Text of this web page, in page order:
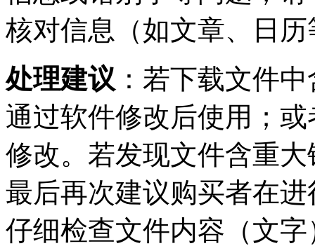
核对信息（如文章、日历
处理建议 ：若下载文件
通过软件修改后使用；
修改。若发现文件含重
最后再次建议购买者在
仔细检查文件内容（文